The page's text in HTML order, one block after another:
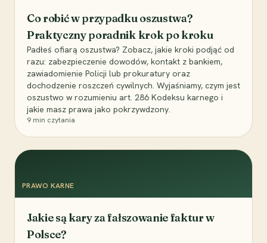
Co robić w przypadku oszustwa?
Praktyczny poradnik krok po kroku
Padłeś ofiarą oszustwa? Zobacz, jakie kroki podjąć od
razu: zabezpieczenie dowodów, kontakt z bankiem,
zawiadomienie Policji lub prokuratury oraz
dochodzenie roszczeń cywilnych. Wyjaśniamy, czym jest
oszustwo w rozumieniu art. 286 Kodeksu karnego i
jakie masz prawa jako pokrzywdzony.
9 min czytania
PRAWO KARNE
Jakie są kary za fałszowanie faktur w
Polsce?